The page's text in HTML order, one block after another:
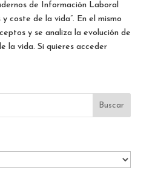
de Información Laboral
y coste de la vida”. En el mismo
y se analiza la evolución de
la vida. Si quieres acceder